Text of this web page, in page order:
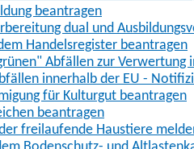
beantragen
dual und
Handelsregister beantragen
Abfällen zur Verwertung
innerhalb der EU -
für Kulturgut beantragen
beantragen
freilaufende Haustiere